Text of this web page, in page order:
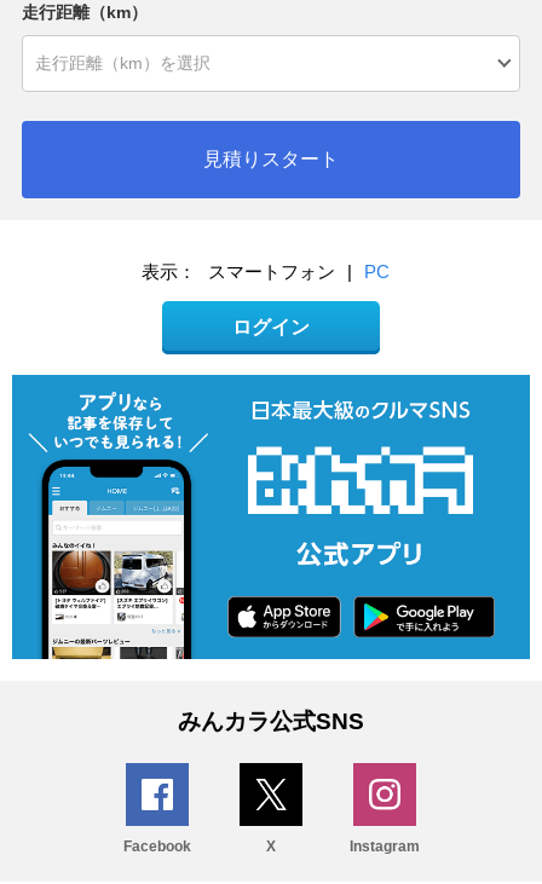
走行距離（km）
見積りスタート
表示： スマートフォン | PC
ログイン
みんカラ公式SNS
Facebook X Instagram